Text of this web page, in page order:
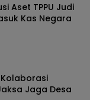
Aset TPPU Judi
Kas Negara
Kolaborasi
Jaga Desa